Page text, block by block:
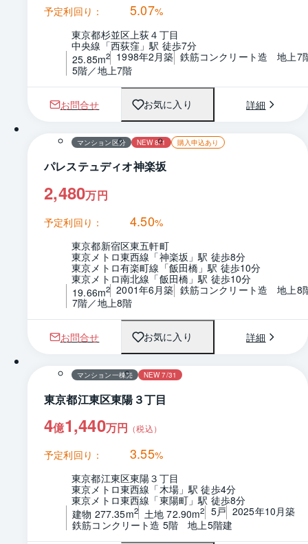
予定利回り： 5.07%
東京都杉並区上荻４丁目
中央線「西荻窪」駅 徒歩7分
25.85m2 1998年2月築 鉄筋コンクリート造　地上7
5階／地上7階
お問合せ お気に入り 詳細
1 / 0 間取り
マンション区分 NEW 8/1 購入申込あり
パレステュディオ神楽坂
2,480万円
予定利回り： 4.50%
東京都新宿区東五軒町
東京メトロ東西線「神楽坂」駅 徒歩8分
東京メトロ有楽町線「飯田橋」駅 徒歩10分
東京メトロ南北線「飯田橋」駅 徒歩10分
19.66m2 2001年6月築 鉄筋コンクリート造　地上8
7階／地上8階
お問合せ お気に入り 詳細
マンション一棟売 NEW 7/31
東京都江東区東陽３丁目
4億1,440万円 （税込）
予定利回り： 3.55%
東京都江東区東陽３丁目
東京メトロ東西線「木場」駅 徒歩4分
東京メトロ東西線「東陽町」駅 徒歩8分
建物 277.35m2 土地 72.90m2 5戸 2025年10月築
鉄筋コンクリート造 5階　地上5階建